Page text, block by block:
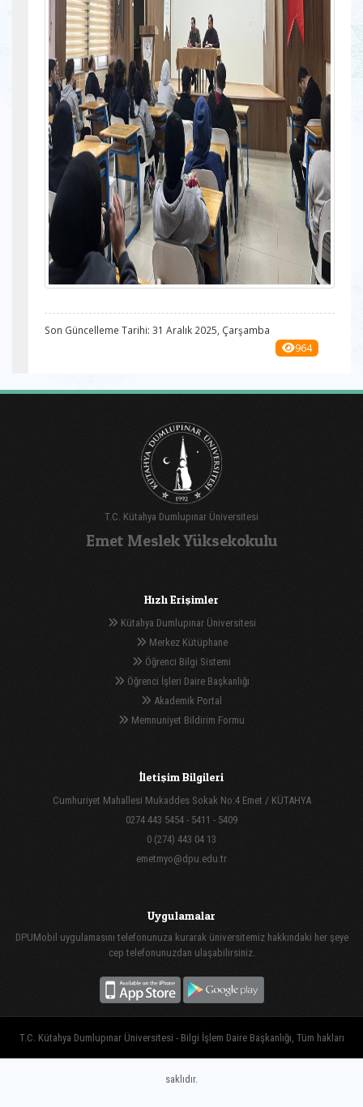
Son Güncelleme Tarihi: 31 Aralık 2025, Çarşamba
964
T.C. Kütahya Dumlupınar Üniversitesi
Emet Meslek Yüksekokulu
Hızlı Erişimler
Kütahya Dumlupınar Üniversitesi
Merkez Kütüphane
Öğrenci Bilgi Sistemi
Öğrenci İşleri Daire Başkanlığı
Akademik Portal
Memnuniyet Bildirim Formu
İletişim Bilgileri
Cumhuriyet Mahallesi Mukaddes Sokak No:4 Emet / KÜTAHYA
0274 443 5454 - 5411 - 5409
0 (274) 443 04 13
emetmyo@dpu.edu.tr
Uygulamalar
DPUMobil uygulamasını telefonunuza kurarak üniversitemiz hakkındaki her şeye
cep telefonunuzdan ulaşabilirsiniz.
T.C. Kütahya Dumlupınar Üniversitesi - Bilgi İşlem Daire Başkanlığı, Tüm hakları
saklıdır.